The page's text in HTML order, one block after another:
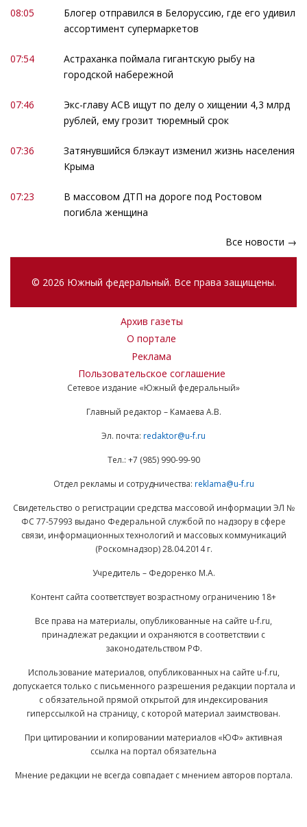
08:05
Блогер отправился в Белоруссию, где его удивил
ассортимент супермаркетов
07:54
Астраханка поймала гигантскую рыбу на
городской набережной
07:46
Экс-главу АСВ ищут по делу о хищении 4,3 млрд
рублей, ему грозит тюремный срок
07:36
Затянувшийся блэкаут изменил жизнь населения
Крыма
07:23
В массовом ДТП на дороге под Ростовом
погибла женщина
Все новости →
© 2026 Южный федеральный. Все права защищены.
Архив газеты
О портале
Реклама
Пользовательское соглашение
Сетевое издание «Южный федеральный»
Главный редактор – Камаева А.В.
Эл. почта: redaktor@u-f.ru
Тел.: +7 (985) 990-99-90
Отдел рекламы и сотрудничества: reklama@u-f.ru
Свидетельство о регистрации средства массовой информации ЭЛ №
ФС 77-57993 выдано Федеральной службой по надзору в сфере
связи, информационных технологий и массовых коммуникаций
(Роскомнадзор) 28.04.2014 г.
Учредитель – Федоренко М.А.
Контент сайта соответствует возрастному ограничению 18+
Все права на материалы, опубликованные на сайте u-f.ru,
принадлежат редакции и охраняются в соответствии с
законодательством РФ.
Использование материалов, опубликованных на сайте u-f.ru,
допускается только с письменного разрешения редакции портала и
с обязательной прямой открытой для индексирования
гиперссылкой на страницу, с которой материал заимствован.
При цитировании и копировании материалов «ЮФ» активная
ссылка на портал обязательна
Мнение редакции не всегда совпадает с мнением авторов портала.